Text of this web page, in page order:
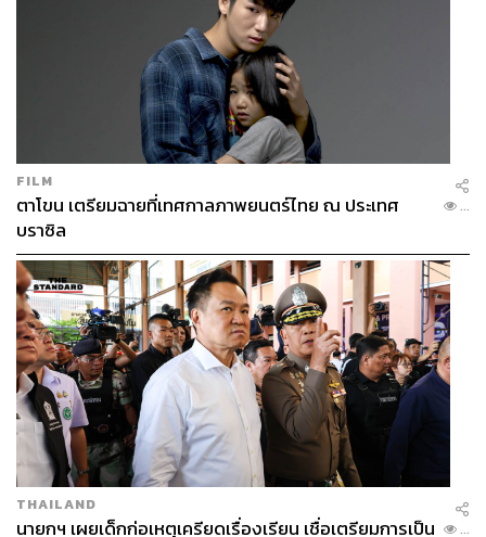
FILM
ตาโขน เตรียมฉายที่เทศกาลภาพยนตร์ไทย ณ ประเทศ
บราซิล
...
THAILAND
นายกฯ เผยเด็กก่อเหตุเครียดเรื่องเรียน เชื่อเตรียมการเป็น
...